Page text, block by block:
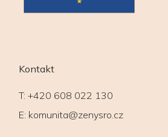
Kontakt
T: +420 608 022 130
E: komunita@zenysro.cz